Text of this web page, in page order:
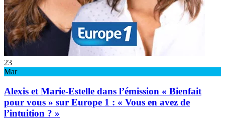
23
Mar
Alexis et Marie-Estelle dans l’émission « Bienfait
pour vous » sur Europe 1 : « Vous en avez de
l’intuition ? »